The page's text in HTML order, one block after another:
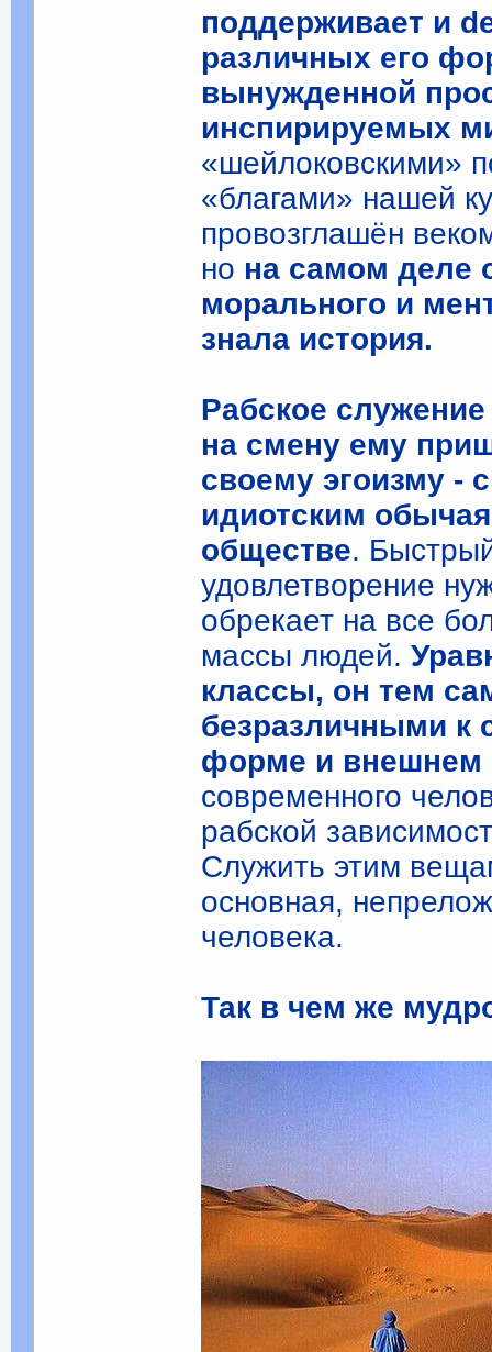
поддерживает и
различных его
вынужденной
инспирируемых
«шейлоковскими»
«благами» нашей
провозглашён
но на самом деле
морального и
знала история.
Рабское
на смену ему
своему эгоизму -
идиотским
обществе.
удовлетворение
обрекает на все
массы людей.
классы, он тем
безразличными к
форме и внешнем
современного
рабской
Служить этим
основная,
человека.
Так в чем же